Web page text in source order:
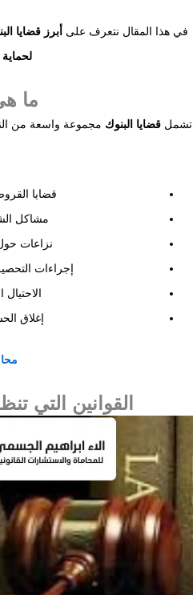
في هذا المقال نتعرف على أبرز قضايا
لحماية
ما
تشمل قضايا البنوك مجموعة واسعة من
قضايا
مشاكل
نزاعات
إجراءات
إغلاق
القوانين التي